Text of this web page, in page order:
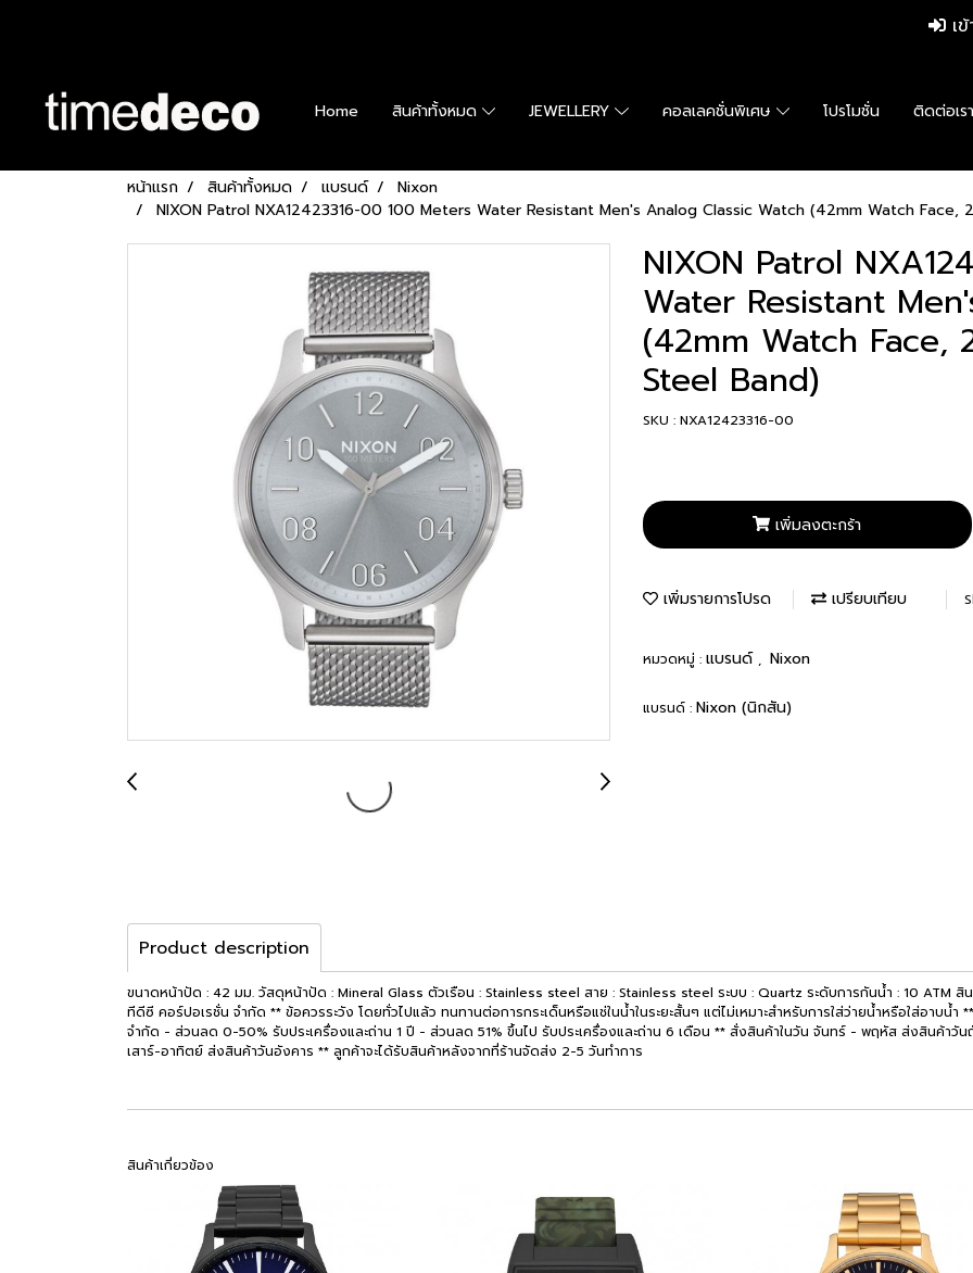
เ
Home สินค้าทั้งหมด JEWELLERY คอลเลคชั่นพิเศษ โปรโมชั่น ติดต่อเรา
หน้าแรก สินค้าทั้งหมด แบรนด์
Nixon
NIXON Patrol NXA12423316-00 100 Meters Water Resistant Men's Analog Classic Watch (42mm Watch Face,
NIXON Patrol
Water Resistant
(42mm Watch Face,
Steel Band)
SKU : NXA12423316-00
เพิ่มลงตะกร้า
เพิ่มรายการโปรด เปรียบเทียบ
หมวดหมู่ : แบรนด์ , Nixon
แบรนด์ : Nixon (นิกสัน)
Product description
ขนาดหน้าปัด : 42 มม. วัสดุหน้าปัด : Mineral Glass ตัวเรือน : Stainless steel สาย : Stainless steel ระบบ : Quartz ระดับการกันน้ำ : 10 ATM
ทีดีซี คอร์ปอเรชั่น จำกัด ** ข้อควรระวัง โดยทั่วไปแล้ว ทนทานต่อการกระเด็นหรือแช่ในน้ำในระยะสั้นๆ แต่ไม่เหมาะสำหรับการใส่ว่ายน้ำหรือใส่อาบน้
จำกัด - ส่วนลด 0-50% รับประเครื่องและถ่าน 1 ปี - ส่วนลด 51% ขึ้นไป รับประเครื่องและถ่าน 6 เดือน ** สั่งสินค้าในวัน จันทร์ - พฤหัส ส่งสินค้า
เสาร์-อาทิตย์ ส่งสินค้าวันอังคาร ** ลูกค้าจะได้รับสินค้าหลังจากที่ร้านจัดส่ง 2-5 วันทำการ
สินค้าเกี่ยวข้อง